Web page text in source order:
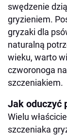
swędzenie
gryzieniem.
gryzaki dla
naturalną
wieku, warto
czworonoga
szczeniakiem.
Jak oduczyć
Wielu
szczeniaka